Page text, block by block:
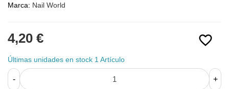
Marca: Nail World
favorite_border
4,20 €
Últimas unidades en stock 1 Artículo
- +